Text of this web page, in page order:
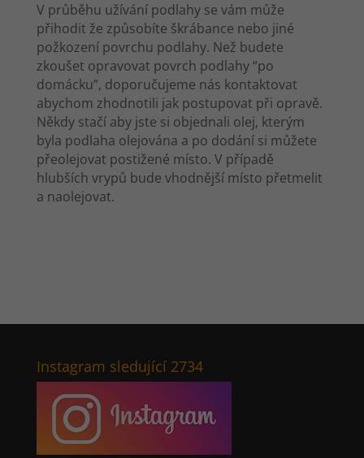
V průběhu užívání podlahy se vám může
přihodit že způsobíte škrábance nebo jiné
požkození povrchu podlahy. Než budete
zkoušet opravovat povrch podlahy “po
domácku”, doporučujeme nás kontaktovat
abychom zhodnotili jak postupovat při opravě.
Někdy stačí aby jste si objednali olej, kterým
byla podlaha olejována a po dodání si můžete
přeolejovat postižené místo. V případě
hlubších vrypů bude vhodnější místo přetmelit
a naolejovat.
Instagram sledující 2734